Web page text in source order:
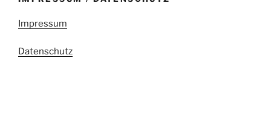
Impressum
Datenschutz